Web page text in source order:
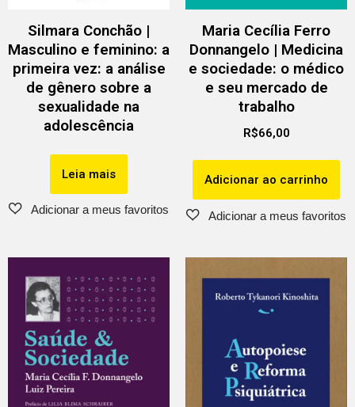
Silmara Conchão |
Masculino e feminino: a
primeira vez: a análise
de gênero sobre a
sexualidade na
adolescência
Leia mais
Maria Cecília Ferro
Donnangelo | Medicina
e sociedade: o médico
e seu mercado de
trabalho
R$66,00
Adicionar ao carrinho